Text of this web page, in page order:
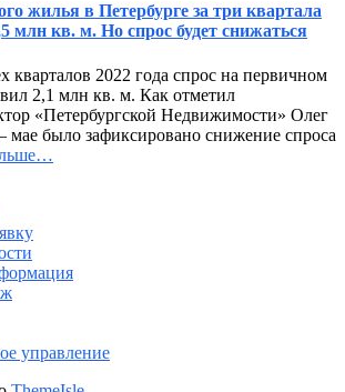
жилья в Петербурге за три квартала
млн кв. м. Но спрос будет снижаться
кварталов 2022 года спрос на первичном
2,1 млн кв. м. Как отметил
«Петербургской Недвижимости» Олег
было зафиксировано снижение спроса
управление